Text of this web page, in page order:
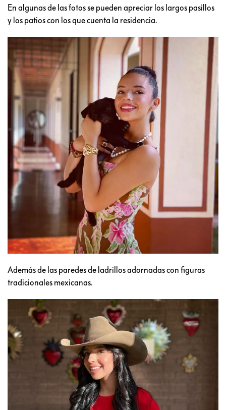
En algunas de las fotos se pueden apreciar los largos pasillos
y los patios con los que cuenta la residencia.
Además de las paredes de ladrillos adornadas con figuras
tradicionales mexicanas.